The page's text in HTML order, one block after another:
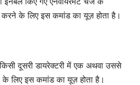
के लिए इस कमांड का यूज़ होता है।
दूसरी डायरेक्टरी में एक अथवा उससे
के लिए इस कमांड का यूज़ होता है।